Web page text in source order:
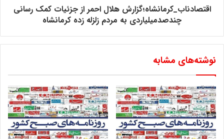
اقتصادناب_کرمانشاه؛گزارش هلال احمر از جزئیات کمک رسانی
چندصدمیلیاردی به مردم زلزله زده کرمانشاه
نوشته‌های مشابه